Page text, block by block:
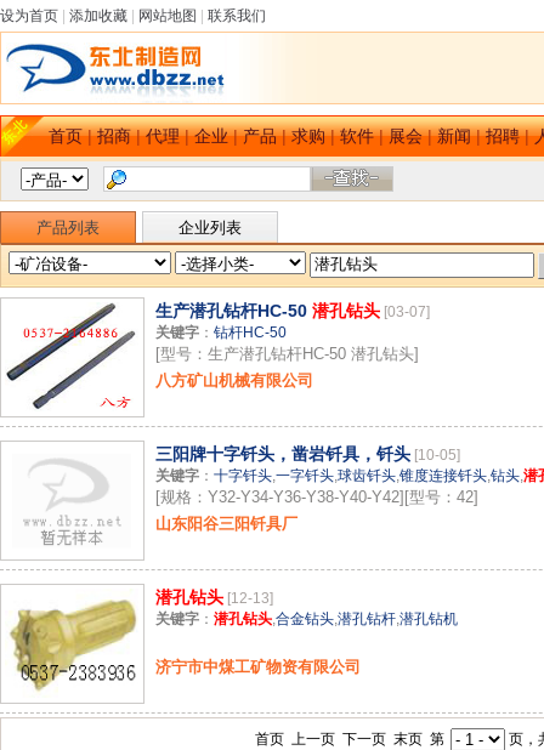
设为首页 添加收藏 网站地图 联系我们
首页|招商|代理|企业|产品|求购|软件|展会|新闻|招聘|
产品列表 企业列表
生产潜孔钻杆HC-50 潜孔钻头 [03-07]
关键字 ： 钻杆HC-50
[型号：生产潜孔钻杆HC-50 潜孔钻头]
八方矿山机械有限公司
三阳牌十字钎头，凿岩钎具，钎头 [10-05]
关键字 ： 十字钎头,一字钎头,球齿钎头,锥度连接钎头,钻头,潜
[规格：Y32-Y34-Y36-Y38-Y40-Y42][型号：42]
山东阳谷三阳钎具厂
潜孔钻头 [12-13]
关键字 ： 潜孔钻头,合金钻头,潜孔钻杆,潜孔钻机
济宁市中煤工矿物资有限公司
首页 上一页 下一页 末页 第 页，